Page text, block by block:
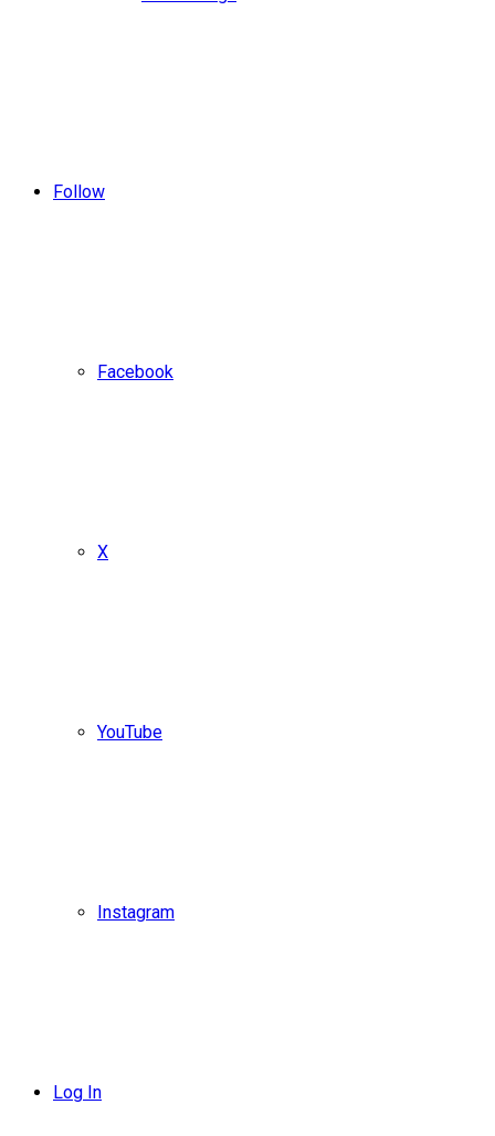
Follow
Facebook
X
YouTube
Instagram
Log In